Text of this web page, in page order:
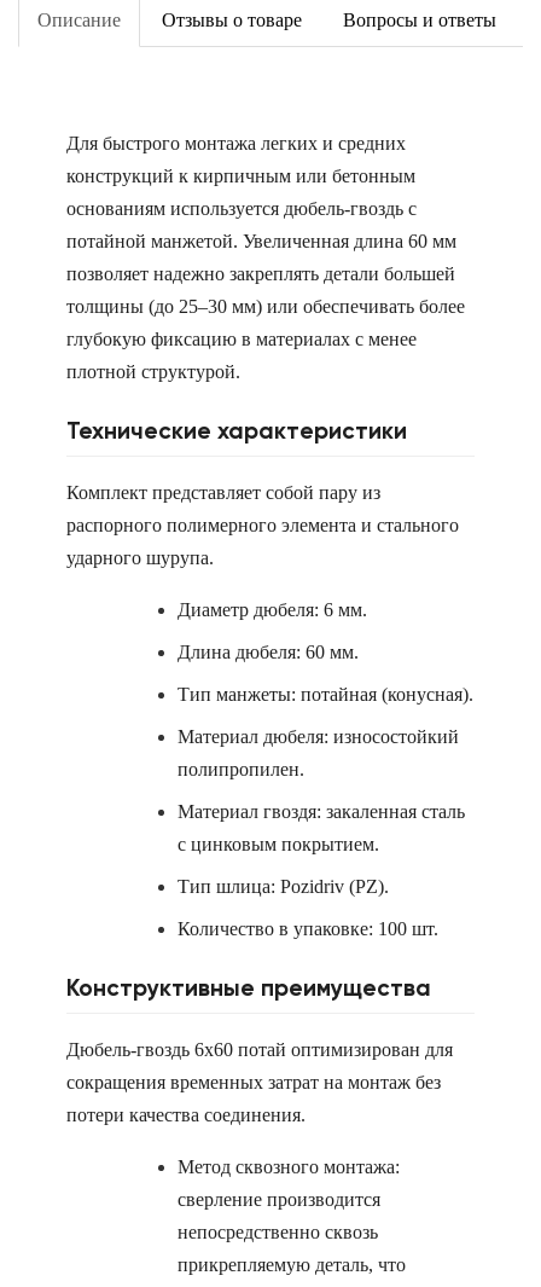
Описание Отзывы о товаре Вопросы и ответы
Для быстрого монтажа легких и средних
конструкций к кирпичным или бетонным
основаниям используется дюбель-гвоздь с
потайной манжетой. Увеличенная длина 60 мм
позволяет надежно закреплять детали большей
толщины (до 25–30 мм) или обеспечивать более
глубокую фиксацию в материалах с менее
плотной структурой.
Технические характеристики
Комплект представляет собой пару из
распорного полимерного элемента и стального
ударного шурупа.
Диаметр дюбеля: 6 мм.
Длина дюбеля: 60 мм.
Тип манжеты: потайная (конусная).
Материал дюбеля: износостойкий
полипропилен.
Материал гвоздя: закаленная сталь
с цинковым покрытием.
Тип шлица: Pozidriv (PZ).
Количество в упаковке: 100 шт.
Конструктивные преимущества
Дюбель-гвоздь 6х60 потай оптимизирован для
сокращения временных затрат на монтаж без
потери качества соединения.
Метод сквозного монтажа:
сверление производится
непосредственно сквозь
прикрепляемую деталь, что